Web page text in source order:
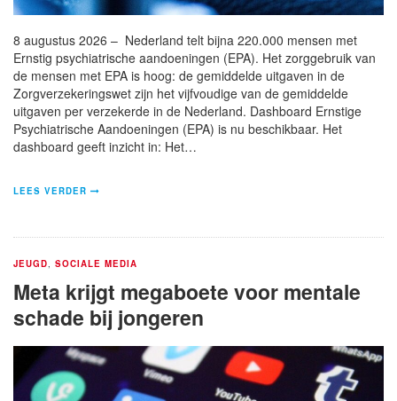
8 augustus 2026 – Nederland telt bijna 220.000 mensen met
Ernstig psychiatrische aandoeningen (EPA). Het zorggebruik van
de mensen met EPA is hoog: de gemiddelde uitgaven in de
Zorgverzekeringswet zijn het vijfvoudige van de gemiddelde
uitgaven per verzekerde in de Nederland. Dashboard Ernstige
Psychiatrische Aandoeningen (EPA) is nu beschikbaar. Het
dashboard geeft inzicht in: Het…
LEES VERDER
JEUGD SOCIALE MEDIA
Meta krijgt megaboete voor mentale
schade bij jongeren